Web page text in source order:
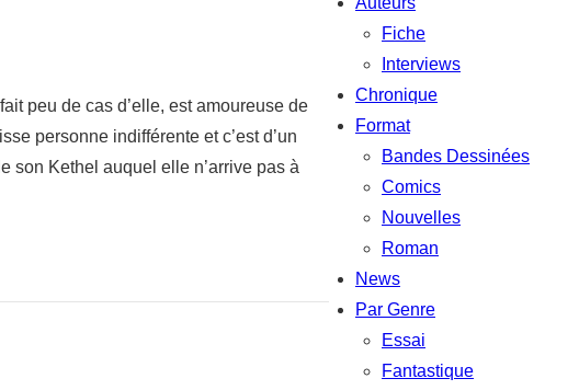
peu de cas d’elle, est amoureuse de
personne indifférente et c’est d’un
son Kethel auquel elle n’arrive pas à
Fiche
Interviews
Chronique
Format
Bandes Dessinées
Comics
Nouvelles
Roman
News
Par Genre
Essai
Fantastique